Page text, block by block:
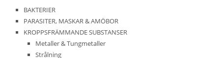
BAKTERIER
PARASITER, MASKAR & AMÖBOR
KROPPSFRÄMMANDE SUBSTANSER
Metaller & Tungmetaller
Strålning